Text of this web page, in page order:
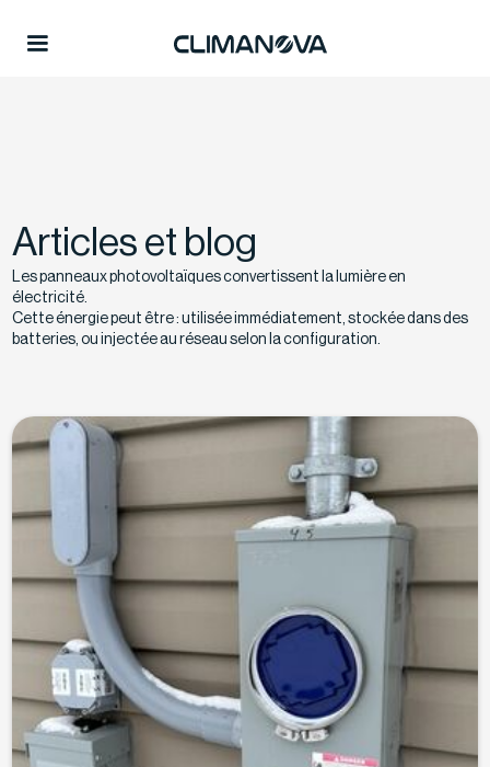
Articles et blog
Les panneaux photovoltaïques convertissent la lumière en
électricité.
Cette énergie peut être : utilisée immédiatement, stockée dans des
batteries, ou injectée au réseau selon la configuration.